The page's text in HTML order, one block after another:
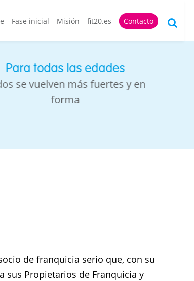
Fase inicial Misión fit20.es Contacto
todas las edades
vuelven más fuertes y en
forma
de franquicia serio que, con su
sus Propietarios de Franquicia y